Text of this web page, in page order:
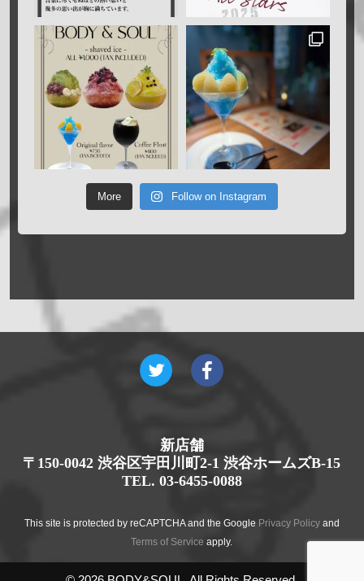
More Follow on Instagram
新店舗
〒150-0042 渋谷区宇田川町2-1 渋谷ホームズB-15
TEL. 03-6455-0088
This site is protected by reCAPTCHA and the Google Privacy Policyand
Terms of Service apply.